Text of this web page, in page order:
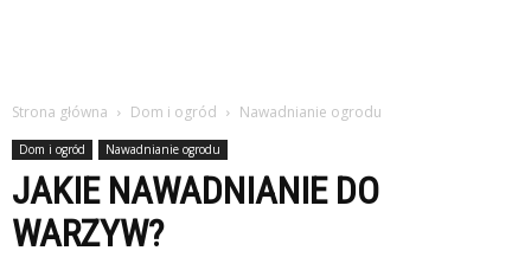
Strona główna Dom i ogród Nawadnianie ogrodu
Dom i ogród Nawadnianie ogrodu
JAKIE NAWADNIANIE DO
WARZYW?